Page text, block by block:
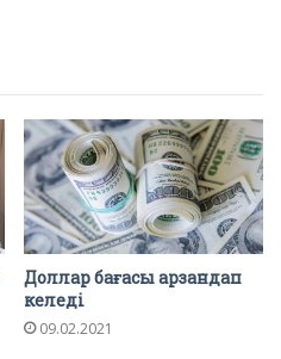
Доллар бағасы арзандап
келеді
09.02.2021